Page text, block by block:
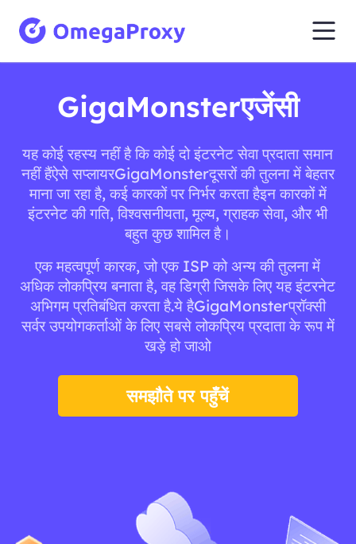
GigaMonsterएजेंसी
यह कोई रहस्य नहीं है कि कोई दो इंटरनेट सेवा प्रदाता समान
नहीं हैंऐसे सप्लायरGigaMonsterदूसरों की तुलना में बेहतर
माना जा रहा है, कई कारकों पर निर्भर करता हैइन कारकों में
इंटरनेट की गति, विश्वसनीयता, मूल्य, ग्राहक सेवा, और भी
बहुत कुछ शामिल है।
एक महत्वपूर्ण कारक, जो एक ISP को अन्य की तुलना में
अधिक लोकप्रिय बनाता है, वह डिग्री जिसके लिए यह इंटरनेट
अभिगम प्रतिबंधित करता है.ये हैGigaMonsterप्रॉक्सी
सर्वर उपयोगकर्ताओं के लिए सबसे लोकप्रिय प्रदाता के रूप में
खड़े हो जाओ
समझौते पर पहुँचें